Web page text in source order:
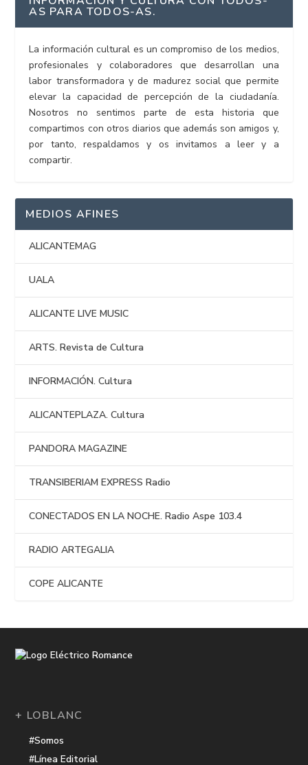
AS PARA TODOS-AS.
La información cultural es un compromiso de los medios,
profesionales y colaboradores que desarrollan una
labor transformadora y de madurez social que permite
elevar la capacidad de percepción de la ciudadanía.
Nosotros no sentimos parte de esta historia que
compartimos con otros diarios que además son amigos y,
por tanto, respaldamos y os invitamos a leer y a
compartir.
MEDIOS AFINES
ALICANTEMAG
UALA
ALICANTE LIVE MUSIC
ARTS. Revista de Cultura
INFORMACIÓN. Cultura
ALICANTEPLAZA. Cultura
PANDORA MAGAZINE
TRANSIBERIAM EXPRESS Radio
CONECTADOS EN LA NOCHE. Radio Aspe 103.4
RADIO ARTEGALIA
COPE ALICANTE
+ LOBLANC
#Somos
#Línea Editorial